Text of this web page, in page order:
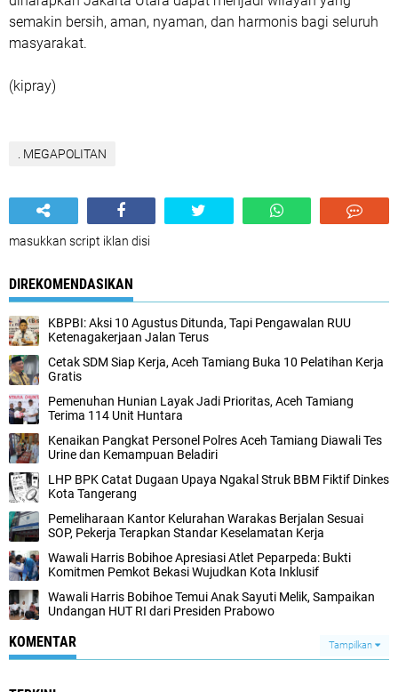
semakin bersih, aman, nyaman, dan harmonis bagi seluruh
masyarakat.
(kipray)
. MEGAPOLITAN
masukkan script iklan disi
DIREKOMENDASIKAN
KBPBI: Aksi 10 Agustus Ditunda, Tapi Pengawalan RUU
Ketenagakerjaan Jalan Terus
Cetak SDM Siap Kerja, Aceh Tamiang Buka 10 Pelatihan Kerja
Gratis
Pemenuhan Hunian Layak Jadi Prioritas, Aceh Tamiang
Terima 114 Unit Huntara
Kenaikan Pangkat Personel Polres Aceh Tamiang Diawali Tes
Urine dan Kemampuan Beladiri
LHP BPK Catat Dugaan Upaya Ngakal Struk BBM Fiktif Dinkes
Kota Tangerang
Pemeliharaan Kantor Kelurahan Warakas Berjalan Sesuai
SOP, Pekerja Terapkan Standar Keselamatan Kerja
Wawali Harris Bobihoe Apresiasi Atlet Peparpeda: Bukti
Komitmen Pemkot Bekasi Wujudkan Kota Inklusif
Wawali Harris Bobihoe Temui Anak Sayuti Melik, Sampaikan
Undangan HUT RI dari Presiden Prabowo
KOMENTAR Tampilkan